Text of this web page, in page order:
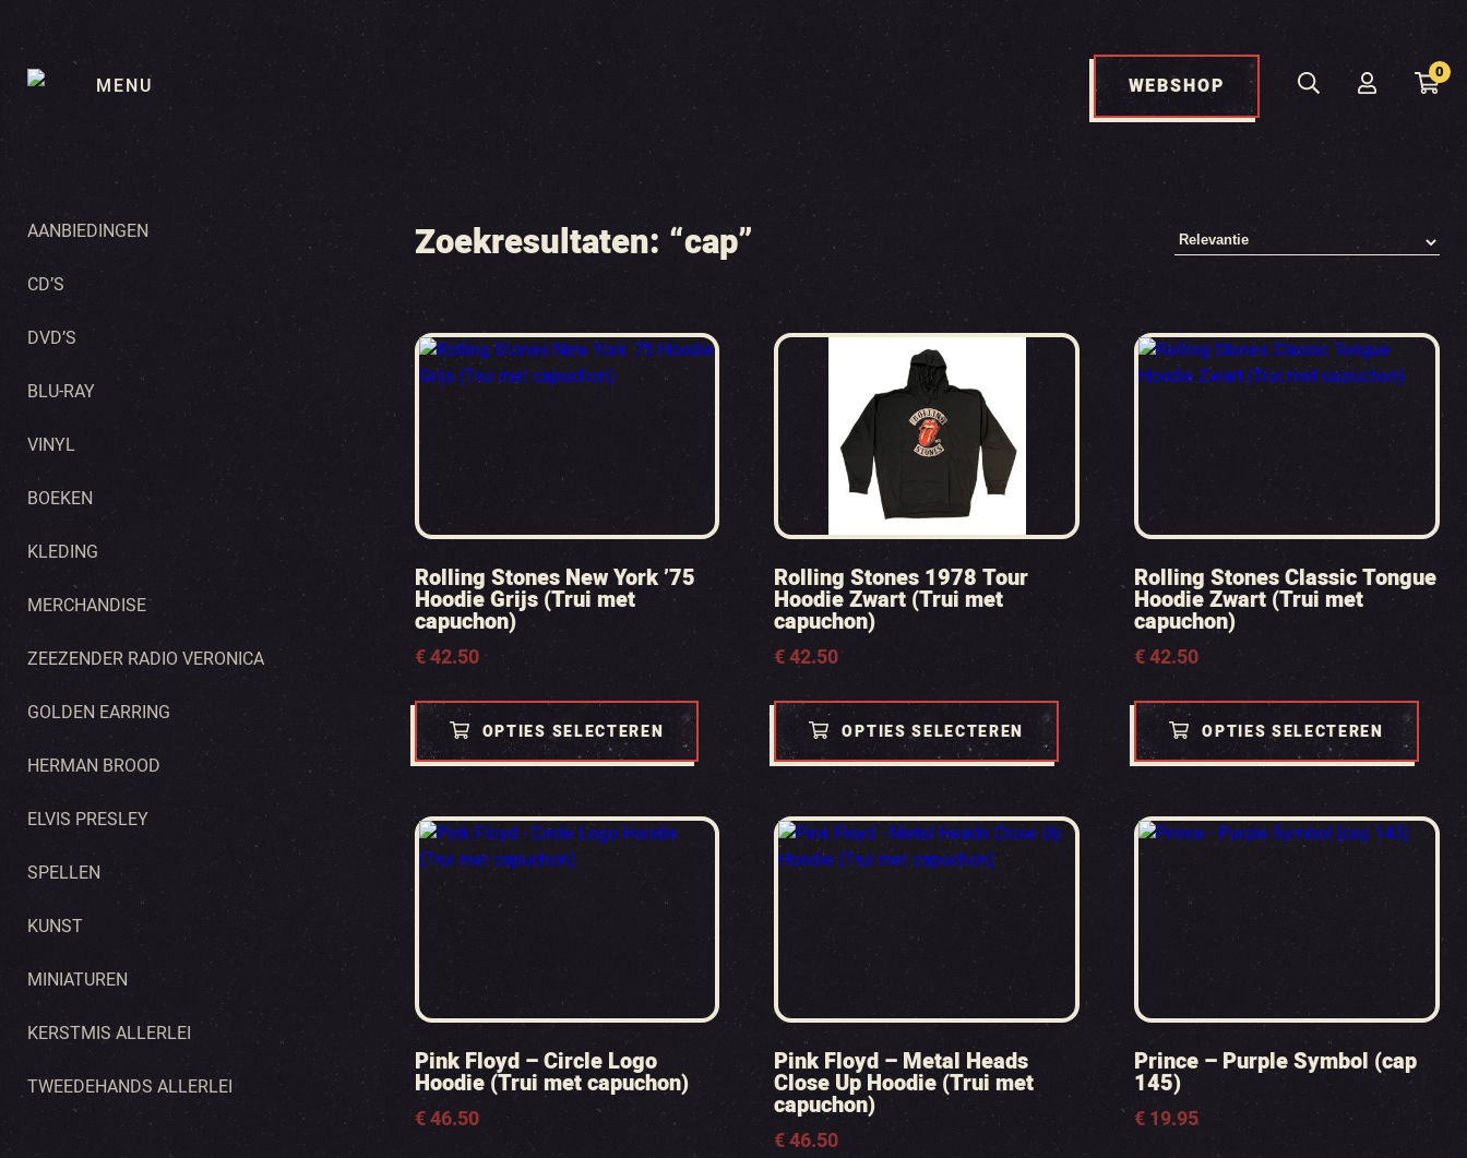
MENU WEBSHOP
0
AANBIEDINGEN
CD’S
DVD’S
BLU-RAY
VINYL
BOEKEN
KLEDING
MERCHANDISE
ZEEZENDER RADIO VERONICA
GOLDEN EARRING
HERMAN BROOD
ELVIS PRESLEY
SPELLEN
KUNST
MINIATUREN
KERSTMIS ALLERLEI
TWEEDEHANDS ALLERLEI
Zoekresultaten: “cap”
Rolling Stones New York ’75
Hoodie Grijs (Trui met
capuchon)
€42.50
OPTIES SELECTEREN
Rolling Stones 1978 Tour
Hoodie Zwart (Trui met
capuchon)
€42.50
OPTIES SELECTEREN
Rolling Stones Classic Tongue
Hoodie Zwart (Trui met
capuchon)
€42.50
OPTIES SELECTEREN
Pink Floyd – Circle Logo
Hoodie (Trui met capuchon)
€46.50
Pink Floyd – Metal Heads
Close Up Hoodie (Trui met
capuchon)
€46.50
Prince – Purple Symbol (cap
145)
€19.95